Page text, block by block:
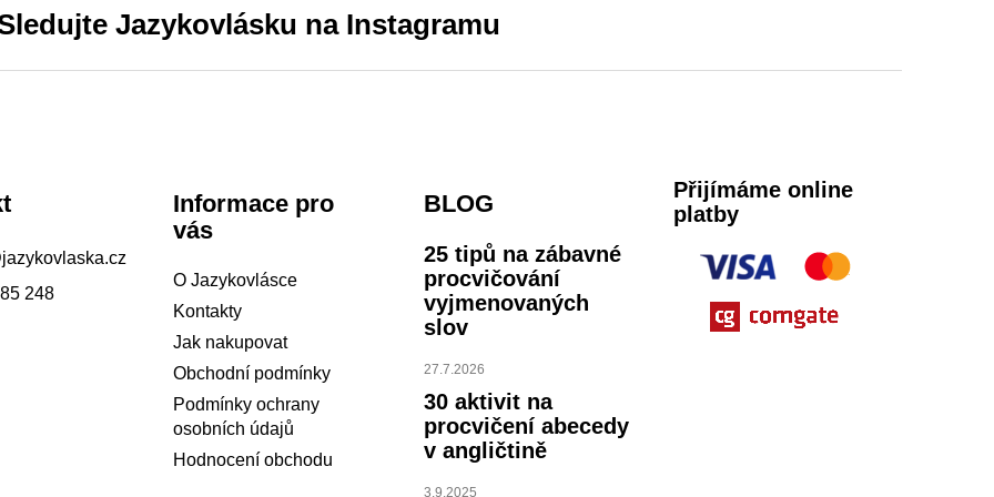
Jazykovlásku na Instagramu
jazykovlaska.cz
248
Informace pro
vás
O Jazykovlásce
Kontakty
Jak nakupovat
Obchodní podmínky
Podmínky ochrany
osobních údajů
Hodnocení obchodu
BLOG
25 tipů na zábavné
procvičování
vyjmenovaných
slov
27.7.2026
30 aktivit na
procvičení abecedy
v angličtině
3.9.2025
Přijímáme online
platby